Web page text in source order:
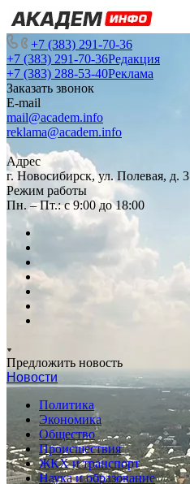
+7 (383) 291-70-36
+7 (383) 291-70-36Редакция
+7 (383) 288-53-40Реклама
Заказать звонок
E-mail
mail@academ.info
reklama@academ.info
Адрес
г. Новосибирск, ул. Полевая, д. 3
Режим работы
Пн. – Пт.: с 9:00 до 18:00
Предложить новость
Новости
Политика
Экономика
Общество
Происшествия
ЖКХ и транспорт
Наука и образование